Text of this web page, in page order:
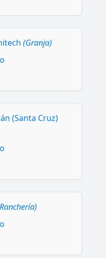
(Granja)
(Santa Cruz)